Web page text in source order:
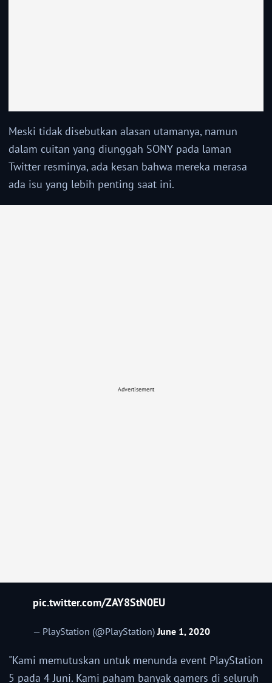
Meski tidak disebutkan alasan utamanya, namun
dalam cuitan yang diunggah SONY pada laman
Twitter resminya, ada kesan bahwa mereka merasa
ada isu yang lebih penting saat ini.
Advertisement
pic.twitter.com/ZAY8StN0EU
— PlayStation (@PlayStation)June 1, 2020
"Kami memutuskan untuk menunda event PlayStation
5 pada 4 Juni. Kami paham banyak gamers di seluruh